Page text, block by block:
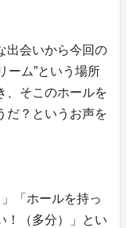
出会いから今回の
ーム”という場所
、そこのホールを
だ？というお声を
「ホールを持っ
！（多分）」とい